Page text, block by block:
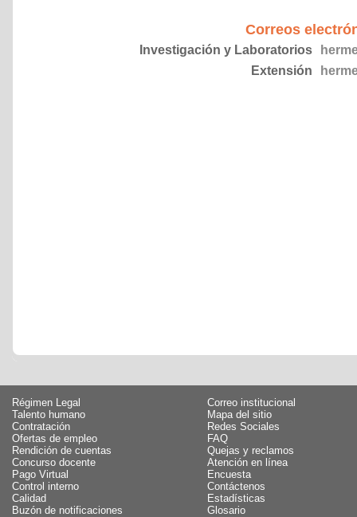
Correos
Investigación y Laboratorios
Extensión
Régimen Legal
Talento humano
Contratación
Ofertas de empleo
Rendición de cuentas
Concurso docente
Pago Virtual
Control interno
Calidad
Buzón de notificaciones
Correo institucional
Mapa del sitio
Redes Sociales
FAQ
Quejas y reclamos
Atención en línea
Encuesta
Contáctenos
Estadísticas
Glosario